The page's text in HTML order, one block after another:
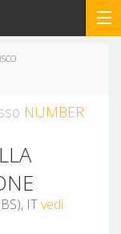
NUMBER
1b - Corte Franca, - (BS), ITvedi